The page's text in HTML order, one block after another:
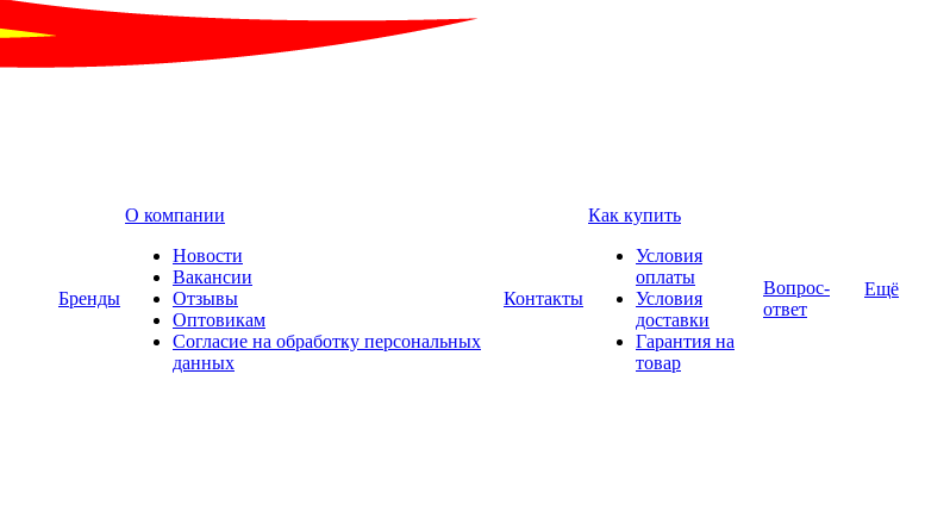
Бренды
О компании
Новости
Вакансии
Отзывы
Оптовикам
Cогласие на обработку персональных
данных
Контакты
Как купить
Условия
оплаты
Условия
доставки
Гарантия на
товар
Вопрос-
ответ
Ещё